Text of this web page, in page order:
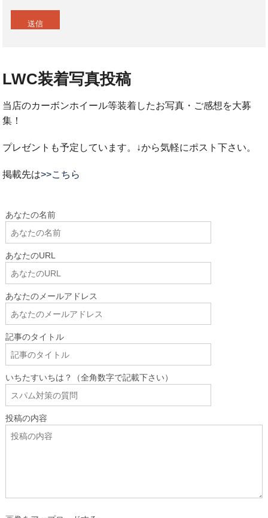
LWC装着写真投稿
当店のカーボンホイール等装着したお写真・ご感想を大募
集！
プレゼントも予定しています。↓から気軽にポスト下さい。
掲載先は>>こちら
あなたの名前
あなたのURL
あなたのメールアドレス
記事のタイトル
いちたすいちは？（全角数字で記載下さい）
投稿の内容